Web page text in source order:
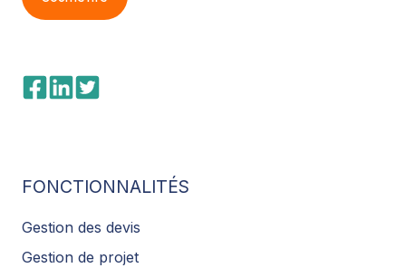
FONCTIONNALITÉS
Gestion des devis
Gestion de projet